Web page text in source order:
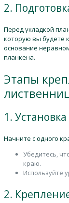
2.
Перед укладкой
которую вы будете
основание
планкена.
Этапы
1.
Начните с одного
Убедитесь,
краю.
Используйте
2.